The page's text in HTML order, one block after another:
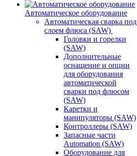
Автоматическое оборудование
Автоматическая сварка под
слоем флюса (SAW)
Головки и горелки
(SAW)
Дополнительные
оснащение и опции
для оборудования
автоматической
сварки под флюсом
(SAW)
Каретки и
манипуляторы (SAW)
Контроллеры (SAW)
Запасные части
Automation (SAW)
Оборудование для